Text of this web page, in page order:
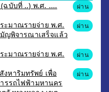
บับที่ ..) พ.ศ. ....
ผ่าน
ะมาณรายจ่าย พ.ศ.
ญพิจารณาเสร็จแล้ว
ผ่าน
ะมาณรายจ่าย พ.ศ.
ผ่าน
หาริมทรัพย์ เพื่อ
รรถไฟฟ้ามหานคร
ผ่าน